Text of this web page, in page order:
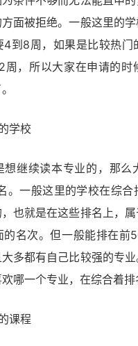
面被拒绝。一般这里的
4到8周，如果是比较热门
周，所以大家在申请的时
学校
想继续读本专业的，那么
。一般这里的学校在综
也就是在这些排名上，
的名次。但一般能排在前
多都有自己比较强的专
哪一个专业，在综合着排
课程